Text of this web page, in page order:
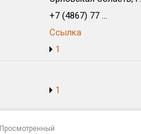
+7 (4867) 77 ...
Ссылка
1
1
Просмотренный